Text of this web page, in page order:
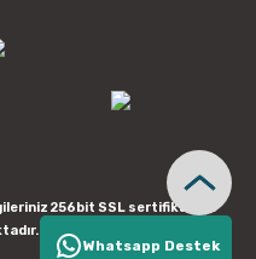
256bit SSL sertifikası ile
Whatsapp Destek